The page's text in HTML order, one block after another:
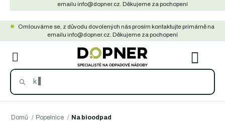
obsah
emailu info@dopner.cz. Děkujeme za pochopení
Omlouváme se, z důvodu dovolených nás prosím kontaktujte primárně na
emailu info@dopner.cz. Děkujeme za pochopení
KOŠÍK
Domů / Popelnice / Na bioodpad